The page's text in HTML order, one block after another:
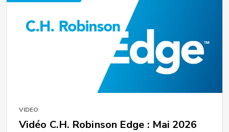
VIDEO
Vidéo C.H. Robinson Edge : Mai 2026